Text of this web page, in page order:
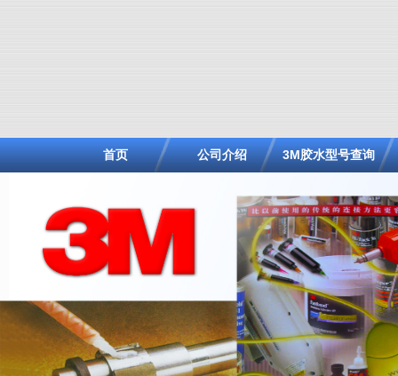
首页 公司介绍 3M胶水型号查询